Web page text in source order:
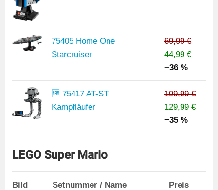
75405 Home One
Starcruiser
69,99 €
44,99 €
−36 %
🆕 75417 AT-ST
Kampfläufer
199,99 €
129,99 €
−35 %
LEGO Super Mario
Bild Setnummer / Name Preis